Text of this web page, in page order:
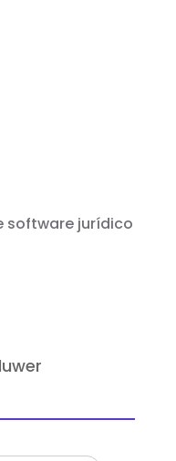
software jurídico